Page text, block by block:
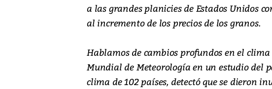
a las grandes planicies de Estados Unidos
al incremento de los precios de los granos.
Hablamos de cambios profundos en el
Mundial de Meteorología en un estudio del
clima de 102 países, detectó que se dieron